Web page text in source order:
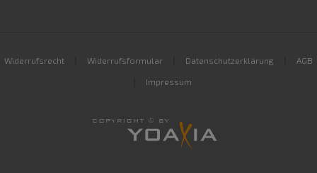
Widerrufsrecht Widerrufsformular Datenschutzerklärung AGB
Impressum